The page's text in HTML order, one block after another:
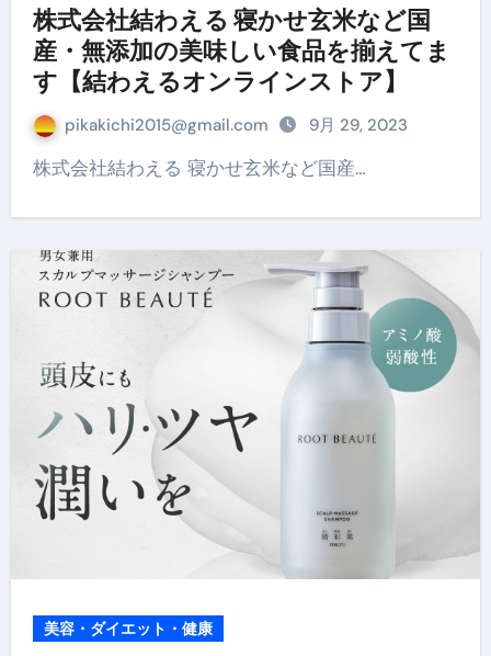
株式会社結わえる 寝かせ玄米など国
産・無添加の美味しい食品を揃えてま
す【結わえるオンラインストア】
pikakichi2015@gmail.com 9月 29, 2023
株式会社結わえる 寝かせ玄米など国産…
美容・ダイエット・健康